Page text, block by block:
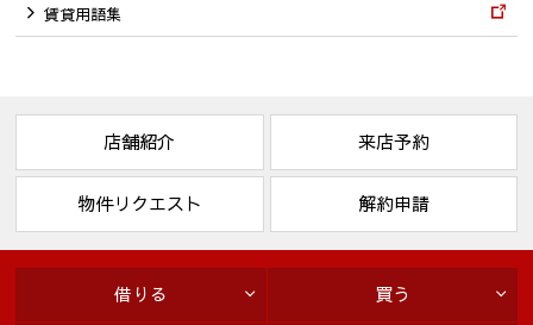
賃貸用語集
店舗紹介 来店予約
物件リクエスト 解約申請
借りる 買う